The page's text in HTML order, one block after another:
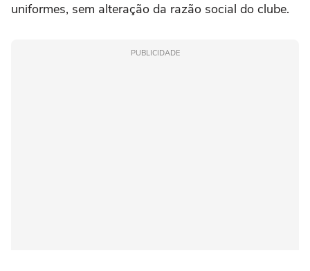
uniformes, sem alteração da razão social do clube.
PUBLICIDADE